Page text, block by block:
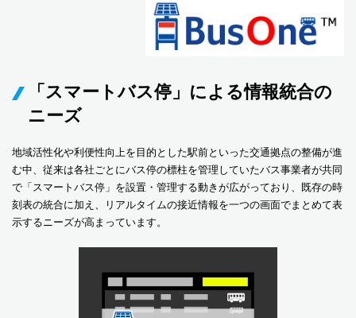
「スマートバス停」による情報統合の
ニーズ
地域活性化や利便性向上を目的とした駅前といった交通拠点の整備が進
む中、従来は各社ごとにバス停の標柱を管理していたバス事業者が共同
で「スマートバス停」を設置・管理する動きが広がっており、既存の時
刻表の統合に加え、リアルタイムの接近情報を一つの画面でまとめて表
示するニーズが高まっています。